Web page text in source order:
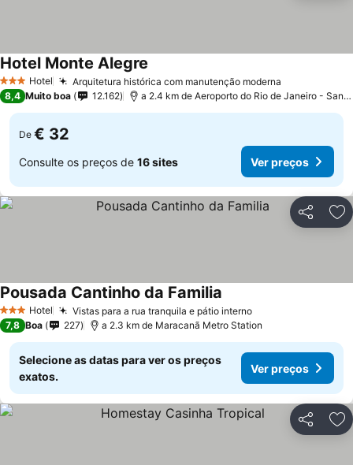
3 EstrelasHotel Arquitetura histórica com manutenção moderna
Hotel Monte Alegre
8,4 Muito boa 12.162 a 2.4 km de Aeroporto do Rio de Janeiro - Santos Dumont
De € 32
Consulte os preços de 16 sites Ver preços
Partilhar
3 EstrelasHotel Vistas para a rua tranquila e pátio interno
Pousada Cantinho da Familia
7,8 Boa 227 a 2.3 km de Maracanã Metro Station
Selecione as datas para ver os preços
exatos.
Ver preços
Partilhar